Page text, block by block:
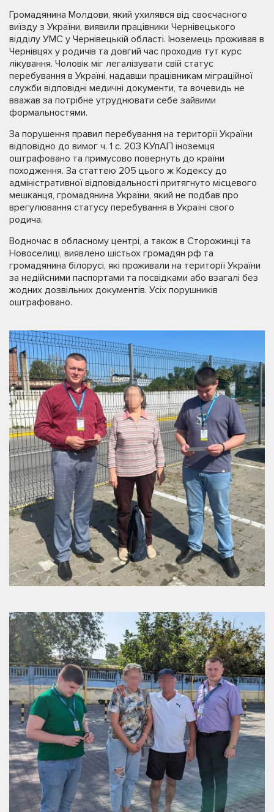
Громадянина Молдови, який ухилявся від своєчасного
виїзду з України, виявили працівники Чернівецького
відділу УМС у Чернівецькій області. Іноземець проживав в
Чернівцях у родичів та довгий час проходив тут курс
лікування. Чоловік міг легалізувати свій статус
перебування в Україні, надавши працівникам міграційної
служби відповідні медичні документи, та вочевидь не
вважав за потрібне утруднювати себе зайвими
формальностями.
За порушення правил перебування на території України
відповідно до вимог ч. 1 с. 203 КУпАП іноземця
оштрафовано та примусово повернуть до країни
походження. За статтею 205 цього ж Кодексу до
адміністративної відповідальності притягнуто місцевого
мешканця, громадянина України, який не подбав про
врегулювання статусу перебування в Україні свого
родича.
Водночас в обласному центрі, а також в Сторожинці та
Новоселиці, виявлено шістьох громадян рф та
громадянина білорусі, які проживали на території України
за недійсними паспортами та посвідками або взагалі без
жодних дозвільних документів. Усіх порушників
оштрафовано.